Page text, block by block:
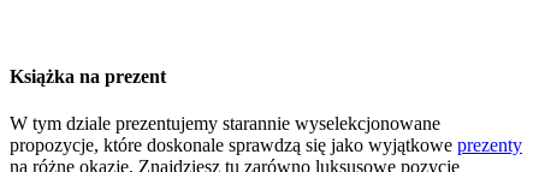
Książka na prezent
W tym dziale prezentujemy starannie wyselekcjonowane
propozycje, które doskonale sprawdzą się jako wyjątkowe prezenty
na różne okazje. Znajdziesz tu zarówno luksusowe pozycje